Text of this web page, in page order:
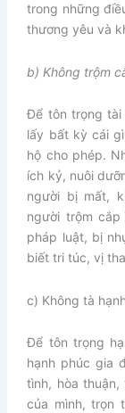
trong những
thương yêu và
b) Không trộm
Để tôn trọng tài
lấy bất kỳ cái
hộ cho phép.
ích kỷ, nuôi
người bị mất,
người trộm
pháp luật, bị
biết tri túc, vị
c) Không tà hạnh
Để tôn trọng
hạnh phúc gia
tình, hòa
của mình, trọn